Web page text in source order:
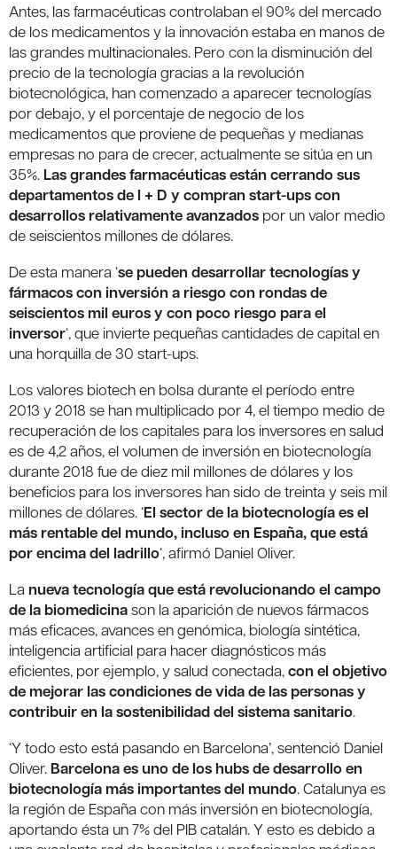
Antes, las farmacéuticas controlaban el 90% del mercado
de los medicamentos y la innovación estaba en manos de
las grandes multinacionales. Pero con la disminución del
precio de la tecnología gracias a la revolución
biotecnológica, han comenzado a aparecer tecnologías
por debajo, y el porcentaje de negocio de los
medicamentos que proviene de pequeñas y medianas
empresas no para de crecer, actualmente se sitúa en un
35%. Las grandes farmacéuticas están cerrando sus
departamentos de I + D y compran start-ups con
desarrollos relativamente avanzados por un valor medio
de seiscientos millones de dólares.
De esta manera ‘se pueden desarrollar tecnologías y
fármacos con inversión a riesgo con rondas de
seiscientos mil euros y con poco riesgo para el
inversor‘, que invierte pequeñas cantidades de capital en
una horquilla de 30 start-ups.
Los valores biotech en bolsa durante el período entre
2013 y 2018 se han multiplicado por 4, el tiempo medio de
recuperación de los capitales para los inversores en salud
es de 4,2 años, el volumen de inversión en biotecnología
durante 2018 fue de diez mil millones de dólares y los
beneficios para los inversores han sido de treinta y seis mil
millones de dólares. ‘El sector de la biotecnología es el
más rentable del mundo, incluso en España, que está
por encima del ladrillo‘, afirmó Daniel Oliver.
La nueva tecnología que está revolucionando el campo
de la biomedicinason la aparición de nuevos fármacos
más eficaces, avances en genómica, biología sintética,
inteligencia artificial para hacer diagnósticos más
eficientes, por ejemplo, y salud conectada,con el objetivo
de mejorar las condiciones de vida de las personas y
contribuir en la sostenibilidad del sistema sanitario.
‘Y todo esto está pasando en Barcelona’, sentenció Daniel
Oliver. Barcelona es uno de los hubs de desarrollo en
biotecnología más importantes del mundo. Catalunya es
la región de España con más inversión en biotecnología,
aportando ésta un 7% del PIB catalán. Y esto es debido a